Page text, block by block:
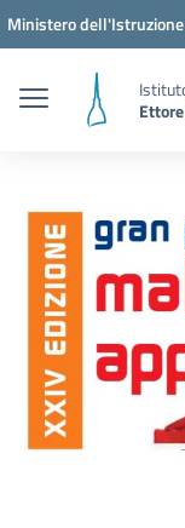
Vai ai contenuti
Vai al menu di
Vai al footer
Ministero